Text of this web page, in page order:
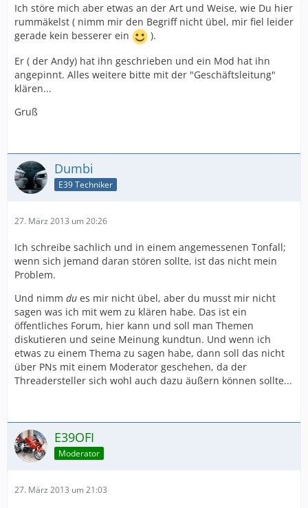
Ich störe mich aber etwas an der Art und Weise, wie Du hier
rummäkelst ( nimm mir den Begriff nicht übel, mir fiel leider
gerade kein besserer ein
).
Er ( der Andy) hat ihn geschrieben und ein Mod hat ihn
angepinnt. Alles weitere bitte mit der "Geschäftsleitung"
klären...
Gruß
Dumbi
E39 Techniker
27. März 2013 um 20:26
Ich schreibe sachlich und in einem angemessenen Tonfall;
wenn sich jemand daran stören sollte, ist das nicht mein
Problem.
Und nimm du es mir nicht übel, aber du musst mir nicht
sagen was ich mit wem zu klären habe. Das ist ein
öffentliches Forum, hier kann und soll man Themen
diskutieren und seine Meinung kundtun. Und wenn ich
etwas zu einem Thema zu sagen habe, dann soll das nicht
über PNs mit einem Moderator geschehen, da der
Threadersteller sich wohl auch dazu äußern können sollte...
E39OFI
Moderator
27. März 2013 um 21:03